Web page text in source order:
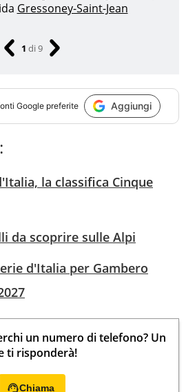
Gressoney-Saint-Jean
1 di9
Google preferite Aggiungi
la classifica Cinque
da scoprire sulle Alpi
d'Italia per Gambero
un numero di telefono? Un
ti risponderà!
Chiama